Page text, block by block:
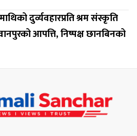
दुर्व्यवहारप्रति श्रम संस्कृति
आपत्ति, निष्पक्ष छानबिनको